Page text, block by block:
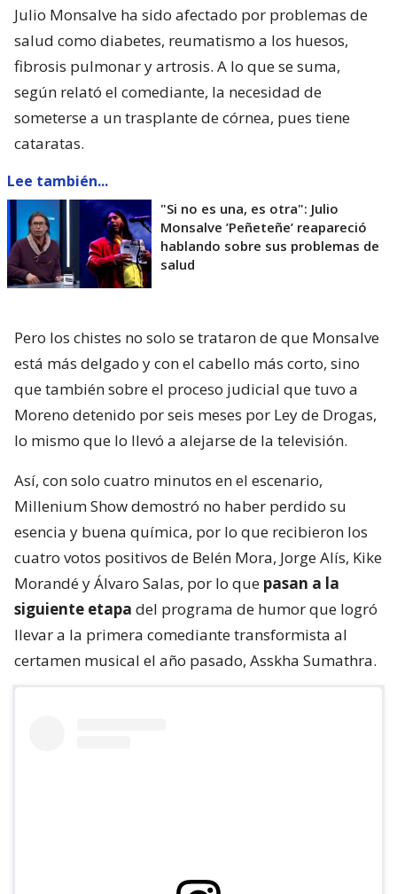
Julio Monsalve ha sido afectado por problemas de
salud como diabetes, reumatismo a los huesos,
fibrosis pulmonar y artrosis. A lo que se suma,
según relató el comediante, la necesidad de
someterse a un trasplante de córnea, pues tiene
cataratas.
Lee también...
"Si no es una, es otra": Julio
Monsalve ’Peñeteñe’ reapareció
hablando sobre sus problemas de
salud
Pero los chistes no solo se trataron de que Monsalve
está más delgado y con el cabello más corto, sino
que también sobre el proceso judicial que tuvo a
Moreno detenido por seis meses por Ley de Drogas,
lo mismo que lo llevó a alejarse de la televisión.
Así, con solo cuatro minutos en el escenario,
Millenium Show demostró no haber perdido su
esencia y buena química, por lo que recibieron los
cuatro votos positivos de Belén Mora, Jorge Alís, Kike
Morandé y Álvaro Salas, por lo que pasan a la
siguiente etapa del programa de humor que logró
llevar a la primera comediante transformista al
certamen musical el año pasado, Asskha Sumathra.